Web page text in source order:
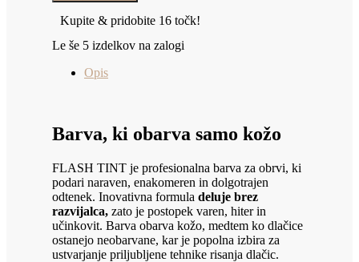
Kupite & pridobite 16 točk!
Le še 5 izdelkov na zalogi
Opis
Barva, ki obarva samo kožo
FLASH TINT je profesionalna barva za obrvi, ki
podari naraven, enakomeren in dolgotrajen
odtenek. Inovativna formula deluje brez
razvijalca, zato je postopek varen, hiter in
učinkovit. Barva obarva kožo, medtem ko dlačice
ostanejo neobarvane, kar je popolna izbira za
ustvarjanje priljubljene tehnike risanja dlačic.